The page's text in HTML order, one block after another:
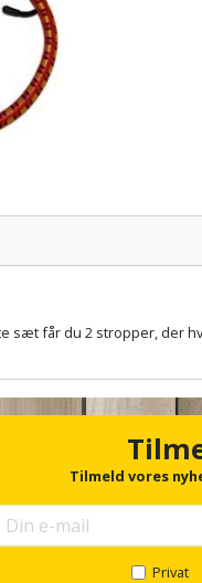
sæt får du 2 stropper, der
Tilmeld vores
Privat